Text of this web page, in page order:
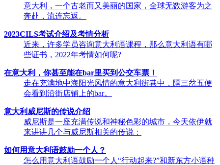
意大利，一个古老而又美丽的国家，全球无数游客为之
奔赴，流连忘返。
2023CILS考试介绍及考情分析
近来，许多学员咨询意大利语课程，那么意大利语有哪
些证书，2022年考情如何呢?
在意大利，你甚至能在bar里买到公交车票！
走在充满地中海阳光风情的意大利街巷中，隔三岔五便
会看到沿街店铺上的bar。
意大利威尼斯的传说介绍
威尼斯是一座充满传说和神秘色彩的城市，今天依伊就
来讲讲几个与威尼斯相关的传说：
如何用意大利语鼓励一个人？
怎么用意大利语鼓励一个人“行动起来?”和新东方小语种